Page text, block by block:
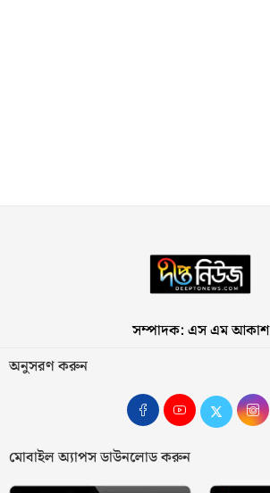
সম্পাদক: এস এম আকাশ
অনুসরণ করুন
মোবাইল অ্যাপস ডাউনলোড করুন